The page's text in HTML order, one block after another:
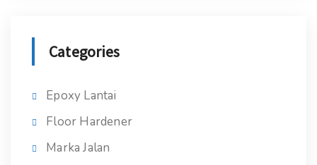
Categories
Epoxy Lantai
Floor Hardener
Marka Jalan